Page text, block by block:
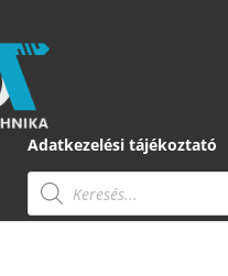
Adatkezelési tájékoztató
Products
search